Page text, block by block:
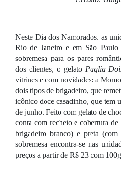
Neste Dia dos Namorados, as
Rio de Janeiro e em São
sobremesa para os pares
dos clientes, o gelato Paglia
vitrines e com novidades: a
dois tipos de brigadeiro, que
icônico doce casadinho, que tem
de junho. Feito com gelato de
conta com recheio e cobertura
brigadeiro branco) e preta (com
sobremesa encontra-se nas
preços a partir de R$ 23 com